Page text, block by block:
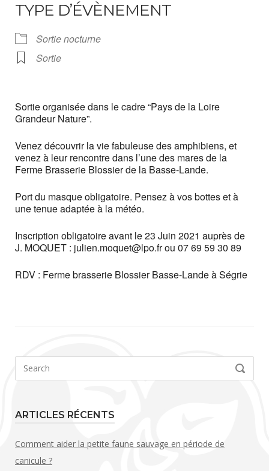
TYPE D’ÉVÈNEMENT
Sortie nocturne
Sortie
Sortie organisée dans le cadre “Pays de la Loire
Grandeur Nature”.
Venez découvrir la vie fabuleuse des amphibiens, et
venez à leur rencontre dans l’une des mares de la
Ferme Brasserie Blossier de la Basse-Lande.
Port du masque obligatoire. Pensez à vos bottes et à
une tenue adaptée à la météo.
Inscription obligatoire avant le 23 Juin 2021 auprès de
J. MOQUET : julien.moquet@lpo.fr ou 07 69 59 30 89
RDV : Ferme brasserie Blossier Basse-Lande à Ségrie
SEARCH
ARTICLES RÉCENTS
Comment aider la petite faune sauvage en période de
canicule ?